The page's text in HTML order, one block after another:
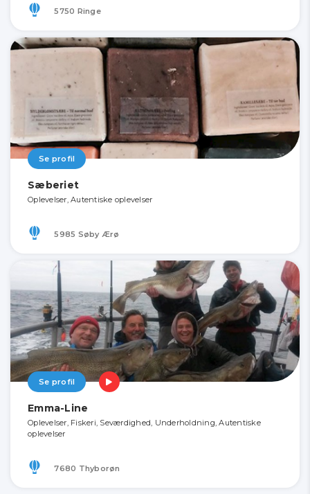
5750 Ringe
Se profil
Sæberiet
Oplevelser, Autentiske oplevelser
5985 Søby Ærø
Se profil
Emma-Line
Oplevelser, Fiskeri, Seværdighed, Underholdning, Autentiske
oplevelser
7680 Thyborøn